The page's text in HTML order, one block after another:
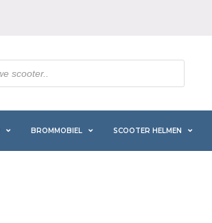
BROMMOBIEL SCOOTER HELMEN